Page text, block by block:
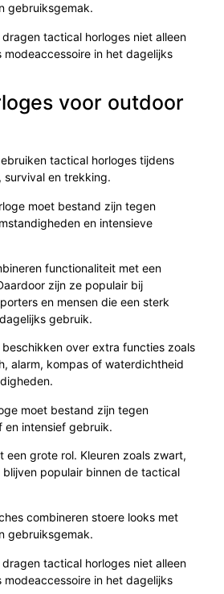
gebruiksgemak.
tactical horloges niet alleen
modeaccessoire in het dagelijks
voor outdoor
tactical horloges tijdens
survival en trekking.
moet bestand zijn tegen
en intensieve
functionaliteit met een
zijn ze populair bij
en mensen die een sterk
gebruik.
over extra functies zoals
alarm, kompas of waterdichtheid
moet bestand zijn tegen
en intensief gebruik.
een grote rol. Kleuren zoals zwart,
populair binnen de tactical
combineren stoere looks met
gebruiksgemak.
tactical horloges niet alleen
modeaccessoire in het dagelijks